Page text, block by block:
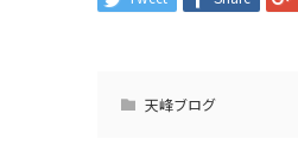
天峰ブログ